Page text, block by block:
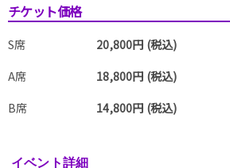
チケット価格
S席
20,800円 (税込)
A席
18,800円 (税込)
B席
14,800円 (税込)
イベント詳細